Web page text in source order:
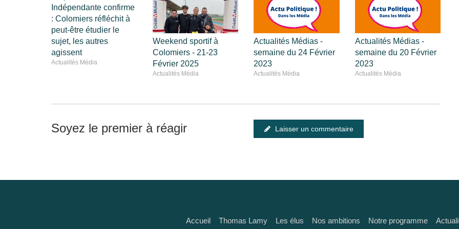
Indépendante confirme
: Colomiers réfléchit à
peut-être étudier le
sujet, les autres
agissent
Actualités Média
Weekend sportif à
Colomiers - 21-23
Février 2025
Actualités Média
Actualités Médias -
semaine du 24 Février
2023
Actualités Média
Actualités Médias -
semaine du 20 Février
2023
Actualités Média
Soyez le premier à réagir Laisser un commentaire
Accueil Thomas Lamy Les élus Nos ambitions Notre programme